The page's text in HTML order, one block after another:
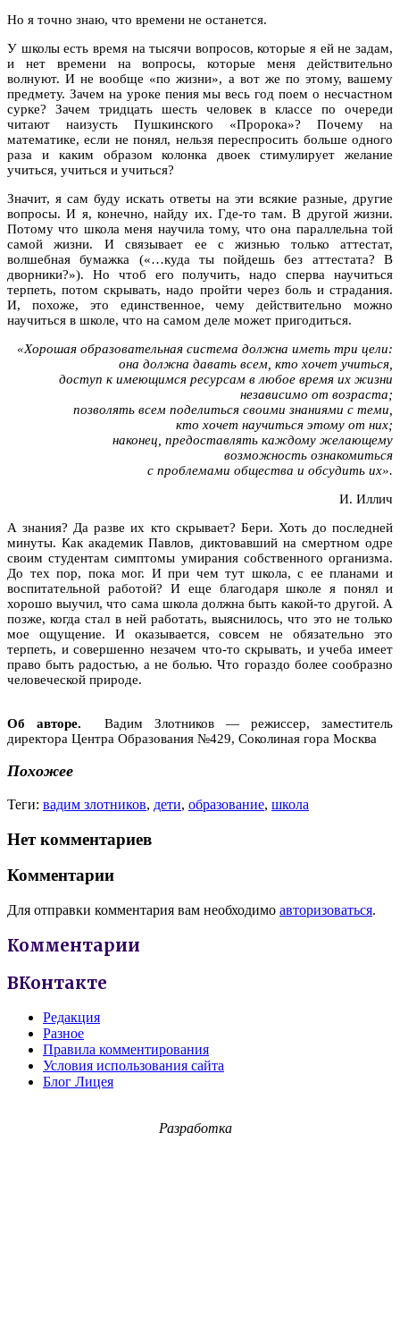
Но я точно знаю, что времени не останется.
У школы есть время на тысячи вопросов, которые я ей не задам,
и нет времени на вопросы, которые меня действительно
волнуют. И не вообще «по жизни», а вот же по этому, вашему
предмету. Зачем на уроке пения мы весь год поем о несчастном
сурке? Зачем тридцать шесть человек в классе по очереди
читают наизусть Пушкинского «Пророка»? Почему на
математике, если не понял, нельзя переспросить больше одного
раза и каким образом колонка двоек стимулирует желание
учиться, учиться и учиться?
Значит, я сам буду искать ответы на эти всякие разные, другие
вопросы. И я, конечно, найду их. Где-то там. В другой жизни.
Потому что школа меня научила тому, что она параллельна той
самой жизни. И связывает ее с жизнью только аттестат,
волшебная бумажка («…куда ты пойдешь без аттестата? В
дворники?»). Но чтоб его получить, надо сперва научиться
терпеть, потом скрывать, надо пройти через боль и страдания.
И, похоже, это единственное, чему действительно можно
научиться в школе, что на самом деле может пригодиться.
«Хорошая образовательная система должна иметь три цели:
она должна давать всем, кто хочет учиться,
доступ к имеющимся ресурсам в любое время их жизни
независимо от возраста;
позволять всем поделиться своими знаниями с теми,
кто хочет научиться этому от них;
наконец, предоставлять каждому желающему
возможность ознакомиться
с проблемами общества и обсудить их».
И. Иллич
А знания? Да разве их кто скрывает? Бери. Хоть до последней
минуты. Как академик Павлов, диктовавший на смертном одре
своим студентам симптомы умирания собственного организма.
До тех пор, пока мог. И при чем тут школа, с ее планами и
воспитательной работой? И еще благодаря школе я понял и
хорошо выучил, что сама школа должна быть какой-то другой. А
позже, когда стал в ней работать, выяснилось, что это не только
мое ощущение. И оказывается, совсем не обязательно это
терпеть, и совершенно незачем что-то скрывать, и учеба имеет
право быть радостью, а не болью. Что гораздо более сообразно
человеческой природе.
Об авторе. Вадим Злотников — режиссер, заместитель
директора Центра Образования №429, Соколиная гора Москва
Похожее
Теги: вадим злотников, дети, образование, школа
Нет комментариев
Комментарии
Для отправки комментария вам необходимо авторизоваться.
Комментарии
ВКонтакте
Редакция
Разное
Правила комментирования
Условия использования сайта
Блог Лицея
Разработка